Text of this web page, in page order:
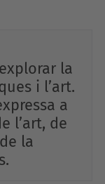
la
i l’art.
a
l’art, de
la